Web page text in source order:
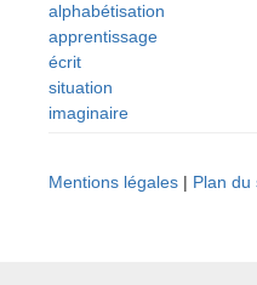
alphabétisation
apprentissage
écrit
situation
imaginaire
Mentions légales | Plan du